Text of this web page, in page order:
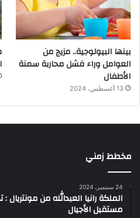
بينها البيولوجية.. مزيج من
العوامل وراء فشل محاربة سمنة
الأطفال
13 أغسطس، 2024
مخطط زمني
24 سبتمبر، 2024
الملكة رانيا العبدالله من
مستقبل الأجيال